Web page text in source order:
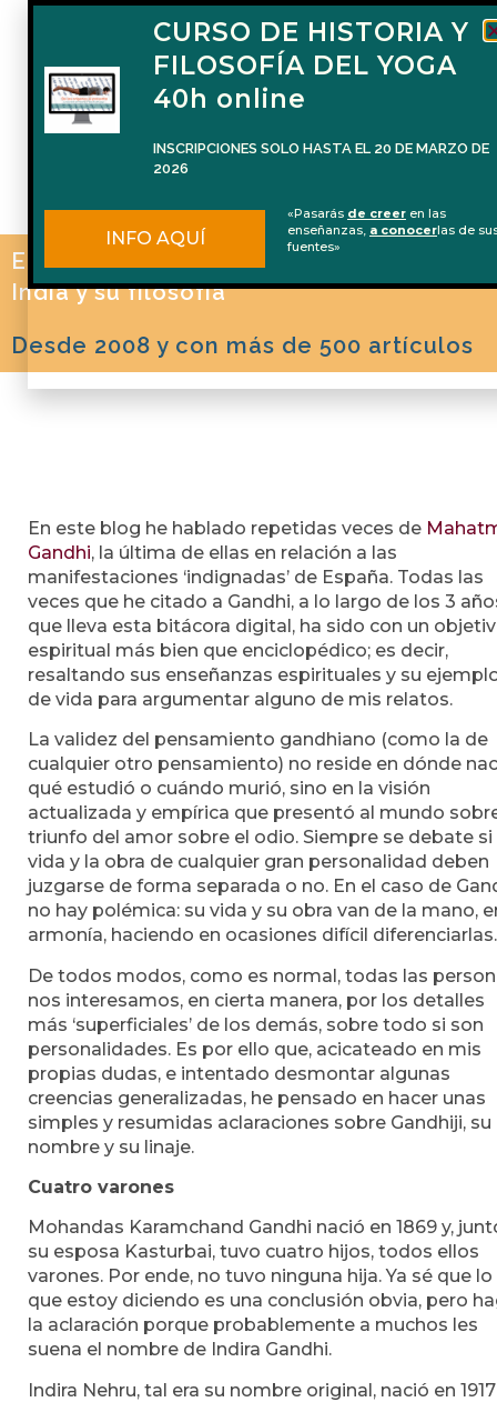
El blog de Naren Herrero sobre Yoga, la
India y su filosofía
Desde 2008 y con más de 500 artículos
En este blog he hablado repetidas veces de
Gandhi, la última de ellas en relación a las
manifestaciones ‘indignadas’ de España. Todas las
veces que he citado a Gandhi, a lo largo de los 3
que lleva esta bitácora digital, ha sido con un
espiritual más bien que enciclopédico; es decir,
resaltando sus enseñanzas espirituales y su
de vida para argumentar alguno de mis relatos.
La validez del pensamiento gandhiano (como la de
cualquier otro pensamiento) no reside en dónde
qué estudió o cuándo murió, sino en la visión
actualizada y empírica que presentó al mundo
triunfo del amor sobre el odio. Siempre se debate si
vida y la obra de cualquier gran personalidad deben
juzgarse de forma separada o no. En el caso de
no hay polémica: su vida y su obra van de la mano,
armonía, haciendo en ocasiones difícil diferenciarlas.
De todos modos, como es normal, todas las
nos interesamos, en cierta manera, por los detalles
más ‘superficiales’ de los demás, sobre todo si son
personalidades. Es por ello que, acicateado en mis
propias dudas, e intentado desmontar algunas
creencias generalizadas, he pensado en hacer unas
simples y resumidas aclaraciones sobre Gandhiji, su
nombre y su linaje.
Cuatro varones
Mohandas Karamchand Gandhi nació en 1869 y,
su esposa Kasturbai, tuvo cuatro hijos, todos ellos
varones. Por ende, no tuvo ninguna hija. Ya sé que lo
que estoy diciendo es una conclusión obvia, pero
la aclaración porque probablemente a muchos les
suena el nombre de Indira Gandhi.
Indira Nehru, tal era su nombre original, nació en
CURSO DE HISTORIA Y
FILOSOFÍA DEL YOGA
40h online
INSCRIPCIONES SOLO HASTA EL 20 DE MARZO DE
2026
INFO AQUÍ
«Pasarás de creer en las
enseñanzas, a conocerlas de
fuentes»